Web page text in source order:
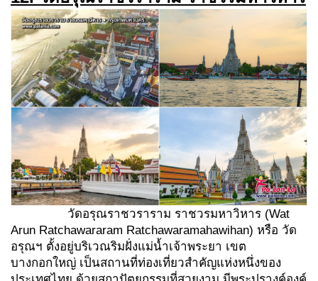
วัดอรุณราชวราราม ราชวรมหาวิหาร (Wat
Arun Ratchawararam Ratchawaramahawihan) หรือ วัด
อรุณฯ ตั้งอยู่บริเวณริมฝั่งแม่น้ำเจ้าพระยา เขต
บางกอกใหญ่ เป็นสถานที่ท่องเที่ยวสำคัญแห่งหนึ่งของ